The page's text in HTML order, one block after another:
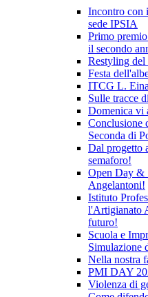
Incontro con
sede IPSIA
Primo
il secondo
Restyling del
Festa
ITCG L.
Sulle tracce
Domenica vi
Conclusione
Seconda di
Dal progetto
semaforo!
Open Day &
Angelantoni!
Istituto
l'Artigianato
futuro!
Scuola e
Simulazione
Nella nostra
PMI DAY
Violenza di